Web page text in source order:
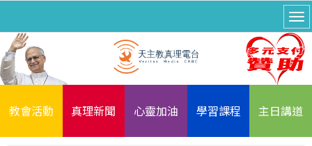
教會活動 真理新聞 心靈加油 學習課程 主日講道